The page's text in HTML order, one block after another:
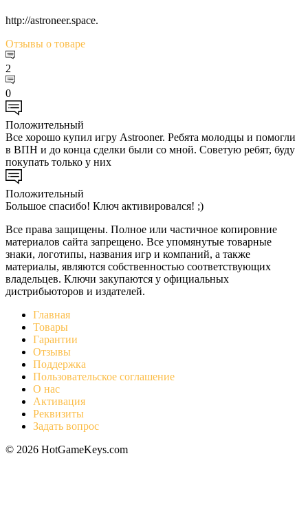
http://astroneer.space.
Отзывы о товаре
2
0
Положительный
Все хорошо купил игру Astrooner. Ребята молодцы и помогли
в ВПН и до конца сделки были со мной. Советую ребят, буду
покупать только у них
Положительный
Большое спасибо! Ключ активировался! ;)
Все права защищены. Полное или частичное копировние
материалов сайта запрещено. Все упомянутые товарные
знаки, логотипы, названия игр и компаний, а также
материалы, являются собственностью соответствующих
владельцев. Ключи закупаются у официальных
дистрибьюторов и издателей.
Главная
Товары
Гарантии
Отзывы
Поддержка
Пользовательское соглашение
О нас
Активация
Реквизиты
Задать вопрос
© 2026 HotGameKeys.com